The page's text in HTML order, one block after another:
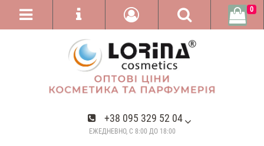
+38 095 329 52 04
ЕЖЕДНЕВНО, С 8:00 ДО 18:00
0